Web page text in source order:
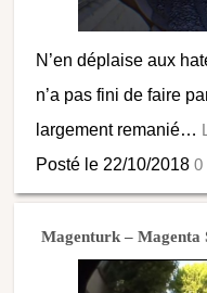
N’en déplaise aux
n’a pas fini de faire
largement remanié…
Posté le 22/10/2018 0
Magenturk – Magenta